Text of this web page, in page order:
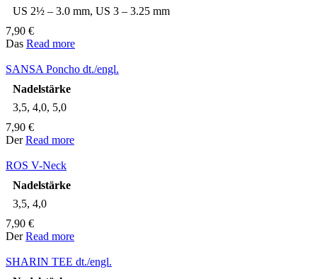
US 2½ – 3.0 mm, US 3 – 3.25 mm
7,90 €
Das Read more
SANSA Poncho dt./engl.
Nadelstärke
3,5, 4,0, 5,0
7,90 €
DerRead more
ROS V-Neck
Nadelstärke
3,5, 4,0
7,90 €
DerRead more
SHARIN TEE dt./engl.